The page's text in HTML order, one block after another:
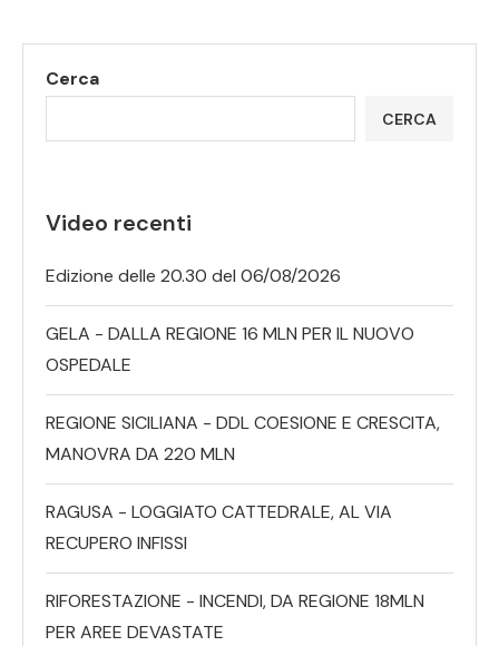
Cerca
CERCA
Video recenti
Edizione delle 20.30 del 06/08/2026
GELA - DALLA REGIONE 16 MLN PER IL NUOVO
OSPEDALE
REGIONE SICILIANA - DDL COESIONE E CRESCITA,
MANOVRA DA 220 MLN
RAGUSA - LOGGIATO CATTEDRALE, AL VIA
RECUPERO INFISSI
RIFORESTAZIONE - INCENDI, DA REGIONE 18MLN
PER AREE DEVASTATE